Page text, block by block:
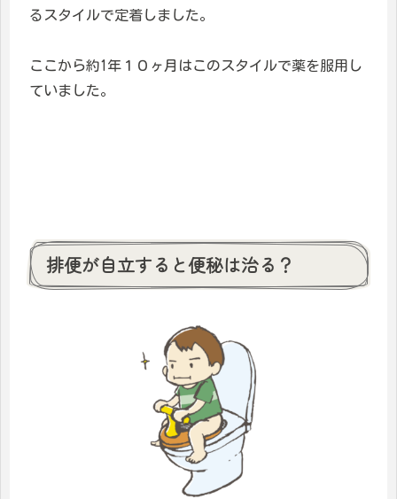
るスタイルで定着しました。
ここから約1年１０ヶ月はこのスタイルで薬を服用し
ていました。
排便が自立すると便秘は治る？